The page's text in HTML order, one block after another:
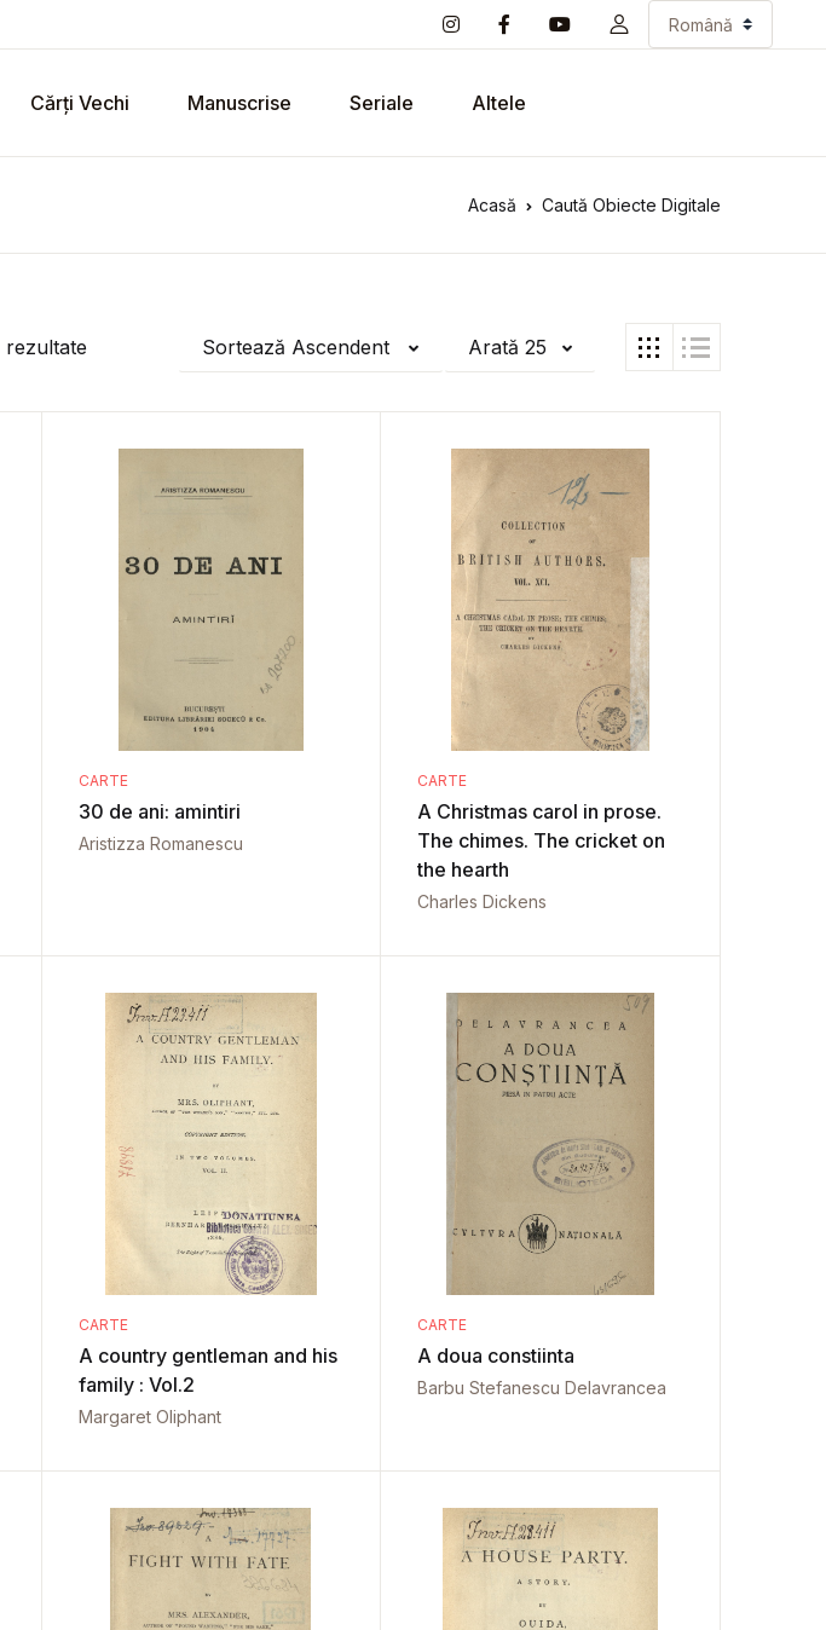
Cărți Vechi Manuscrise Seriale Altele
Acasă Caută Obiecte Digitale
rezultate Sortează Ascendent Arată 25
CARTE
30 de ani: amintiri
Aristizza Romanescu
CARTE
A Christmas carol in prose.
The chimes. The cricket on
the hearth
Charles Dickens
CARTE
A country gentleman and his
family : Vol.2
Margaret Oliphant
CARTE
A doua constiinta
Barbu Stefanescu Delavrancea